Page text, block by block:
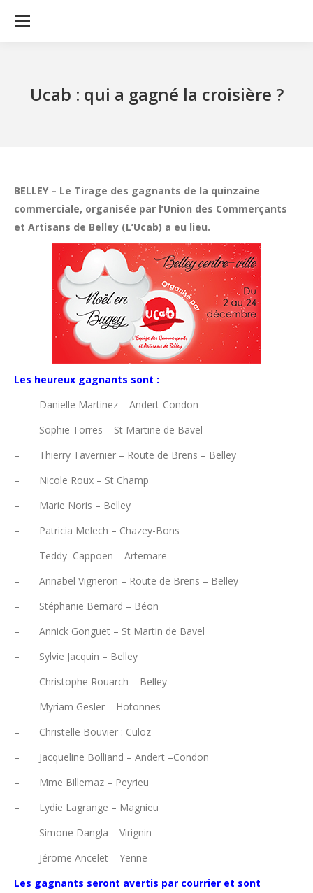
Ucab : qui a gagné la croisière ?
BELLEY – Le Tirage des gagnants de la quinzaine
commerciale, organisée par l’Union des Commerçants
et Artisans de Belley (L’Ucab) a eu lieu.
Les heureux gagnants sont :
– Danielle Martinez – Andert-Condon
– Sophie Torres – St Martine de Bavel
– Thierry Tavernier – Route de Brens – Belley
– Nicole Roux – St Champ
– Marie Noris – Belley
– Patricia Melech – Chazey-Bons
– Teddy Cappoen – Artemare
– Annabel Vigneron – Route de Brens – Belley
– Stéphanie Bernard – Béon
– Annick Gonguet – St Martin de Bavel
– Sylvie Jacquin – Belley
– Christophe Rouarch – Belley
– Myriam Gesler – Hotonnes
– Christelle Bouvier : Culoz
– Jacqueline Bolliand – Andert –Condon
– Mme Billemaz – Peyrieu
– Lydie Lagrange – Magnieu
– Simone Dangla – Virignin
– Jérome Ancelet – Yenne
Les gagnants seront avertis par courrier et sont